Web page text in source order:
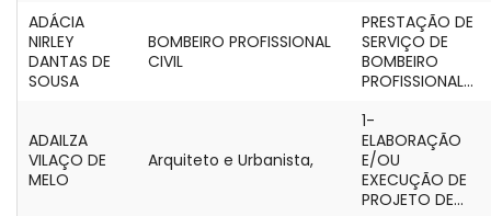
ADÁCIA
NIRLEY
DANTAS DE
SOUSA
BOMBEIRO PROFISSIONAL
CIVIL
PRESTAÇÃO DE
SERVIÇO DE
BOMBEIRO
PROFISSIONAL...
ADAILZA
VILAÇO DE
MELO
Arquiteto e Urbanista,
1-
ELABORAÇÃO
E/OU
EXECUÇÃO DE
PROJETO DE...